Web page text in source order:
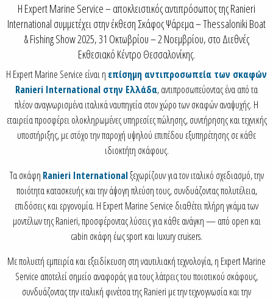
Η Expert Marine Service – αποκλειστικός αντιπρόσωπος της Ranieri
International συμμετέχει στην έκθεση Σκάφος Ψάρεμα – Thessaloniki Boat
& Fishing Show 2025, 31 Οκτωβρίου – 2 Νοεμβρίου, στο Διεθνές
Εκθεσιακό Κέντρο Θεσσαλονίκης.
Η Expert Marine Service είναι η επίσημη αντιπροσωπεία των σκαφών
Ranieri International στην Ελλάδα, αντιπροσωπεύοντας ένα από τα
πλέον αναγνωρισμένα ιταλικά ναυπηγεία στον χώρο των σκαφών αναψυχής. Η
εταιρεία προσφέρει ολοκληρωμένες υπηρεσίες πώλησης, συντήρησης και τεχνικής
υποστήριξης, με στόχο την παροχή υψηλού επιπέδου εξυπηρέτησης σε κάθε
ιδιοκτήτη σκάφους.
Τα σκάφη Ranieri Internationalξεχωρίζουν για τον ιταλικό σχεδιασμό, την
ποιότητα κατασκευής και την άψογη πλεύση τους, συνδυάζοντας πολυτέλεια,
επιδόσεις και εργονομία. Η Expert Marine Service διαθέτει πλήρη γκάμα των
μοντέλων της Ranieri, προσφέροντας λύσεις για κάθε ανάγκη — από open και
cabin σκάφη έως sport και luxury cruisers.
Με πολυετή εμπειρία και εξειδίκευση στη ναυτιλιακή τεχνολογία, η Expert Marine
Service αποτελεί σημείο αναφοράς για τους λάτρεις του ποιοτικού σκάφους,
συνδυάζοντας την ιταλική φινέτσα της Ranieri με την τεχνογνωσία και την